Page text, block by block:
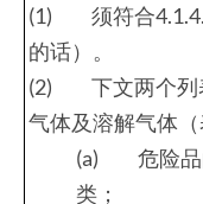
(1) 须符合
的话）。
(2) 下文两个列
气体及溶解气体
(a) 危险品
类；